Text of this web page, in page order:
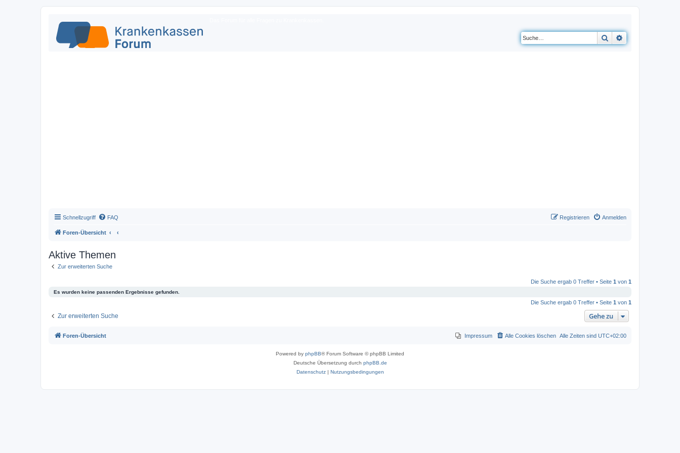
Suche
Schnellzugriff FAQ Anmelden
Registrieren
Foren-Übersicht
Aktive Themen
Zur erweiterten Suche
Die Suche ergab 0 Treffer • Seite 1 von 1
Es wurden keine passenden Ergebnisse gefunden.
Die Suche ergab 0 Treffer • Seite 1 von 1
Zur erweiterten Suche Gehe zu
Foren-Übersicht Alle Zeiten sind UTC+02:00
Alle Cookies löschen
Impressum
Powered by phpBB® Forum Software © phpBB Limited
Deutsche Übersetzung durch phpBB.de
Datenschutz| Nutzungsbedingungen